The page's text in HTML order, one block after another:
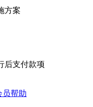
方案
后支付款项
员帮助